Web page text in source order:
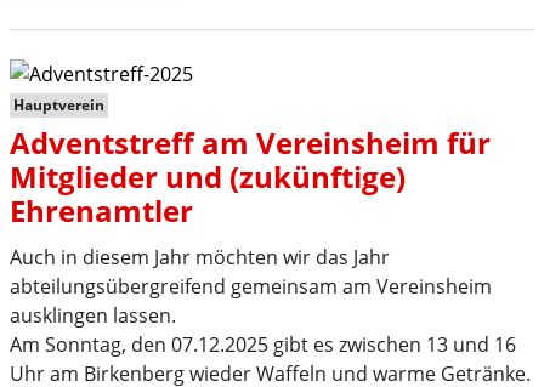
reisen
interaktiv.Handball
Hauptverein
Adventstreff am Vereinsheim für
Mitglieder und (zukünftige)
Ehrenamtler
Auch in diesem Jahr möchten wir das Jahr
abteilungsübergreifend gemeinsam am Vereinsheim
ausklingen lassen.
Am Sonntag, den 07.12.2025 gibt es zwischen 13 und 16
Uhr am Birkenberg wieder Waffeln und warme Getränke.